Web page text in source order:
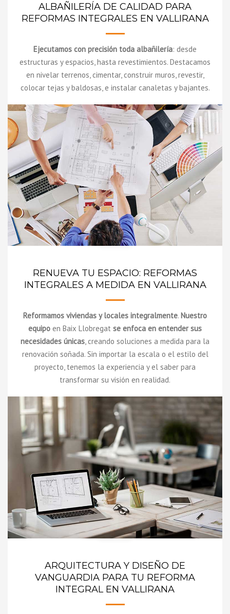
ALBAÑILERÍA DE CALIDAD PARA
REFORMAS INTEGRALES EN VALLIRANA
Ejecutamos con precisión toda albañilería: desde
estructuras y espacios, hasta revestimientos. Destacamos
en nivelar terrenos, cimentar, construir muros, revestir,
colocar tejas y baldosas, e instalar canaletas y bajantes.
RENUEVA TU ESPACIO: REFORMAS
INTEGRALES A MEDIDA EN VALLIRANA
Reformamos viviendas y locales integralmente. Nuestro
equipo en Baix Llobregat se enfoca en entender sus
necesidades únicas, creando soluciones a medida para la
renovación soñada. Sin importar la escala o el estilo del
proyecto, tenemos la experiencia y el saber para
transformar su visión en realidad.
ARQUITECTURA Y DISEÑO DE
VANGUARDIA PARA TU REFORMA
INTEGRAL EN VALLIRANA